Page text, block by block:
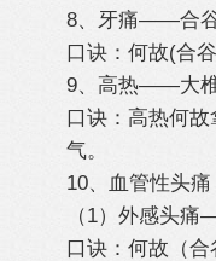
8、牙痛——合谷
口诀：何故(合
9、高热——大椎
口诀：高热何
气。
10、血管性头痛
（1）外感头
口诀：何故（